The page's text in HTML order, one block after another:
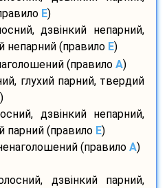
E)
дзвінкий непарний,
непарний (правило E)
(правило A)
глухий парний, твердий
)
дзвінкий непарний,
парний (правило E)
(правило A)
дзвінкий парний,